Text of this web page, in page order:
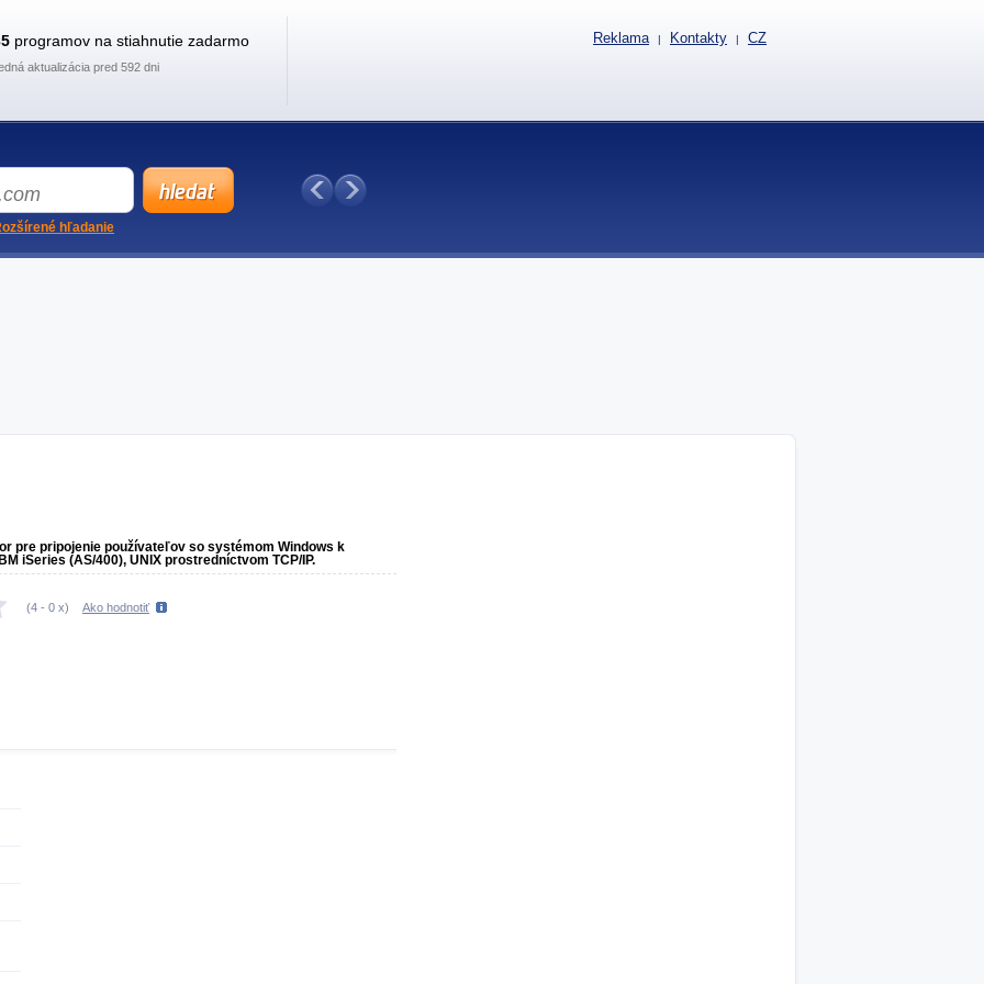
pre pripojenie používateľov so systémom Windows k
iSeries (AS/400), UNIX prostredníctvom TCP/IP.
(4 - 0 x) Ako hodnotiť
programov na stiahnutie zadarmo
aktualizácia pred 592 dni
Reklama | Kontakty | CZ
hľadanie